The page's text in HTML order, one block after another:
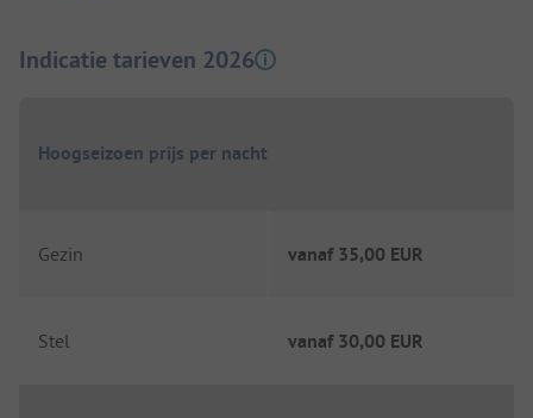
Indicatie tarieven 2026
Hoogseizoen prijs per nacht
Gezin vanaf 35,00 EUR
Stel vanaf 30,00 EUR